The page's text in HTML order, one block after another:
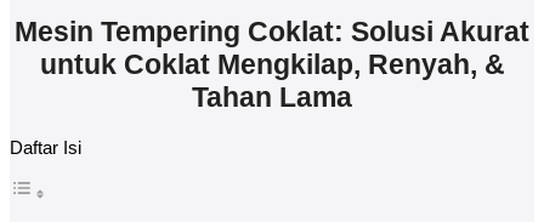
Mesin Tempering Coklat: Solusi Akurat
untuk Coklat Mengkilap, Renyah, &
Tahan Lama
Daftar Isi